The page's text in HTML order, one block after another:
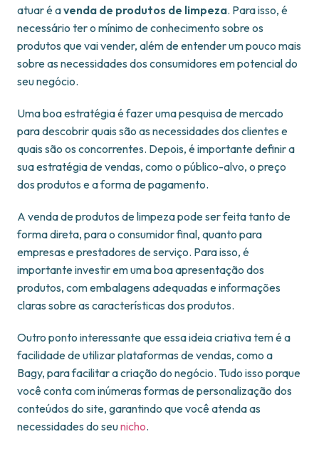
atuar é avenda de produtos de limpeza. Para isso, é
necessário ter o mínimo de conhecimento sobre os
produtos que vai vender, além de entender um pouco mais
sobre as necessidades dos consumidores em potencial do
seu negócio.
Uma boa estratégia é fazer uma pesquisa de mercado
para descobrir quais são as necessidades dos clientes e
quais são os concorrentes. Depois, é importante definir a
sua estratégia de vendas, como o público-alvo, o preço
dos produtos e a forma de pagamento.
A venda de produtos de limpeza pode ser feita tanto de
forma direta, para o consumidor final, quanto para
empresas e prestadores de serviço. Para isso, é
importante investir em uma boa apresentação dos
produtos, com embalagens adequadas e informações
claras sobre as características dos produtos.
Outro ponto interessante que essa ideia criativa tem é a
facilidade de utilizar plataformas de vendas, como a
Bagy, para facilitar a criação do negócio. Tudo isso porque
você conta com inúmeras formas de personalização dos
conteúdos do site, garantindo que você atenda as
necessidades do seunicho.